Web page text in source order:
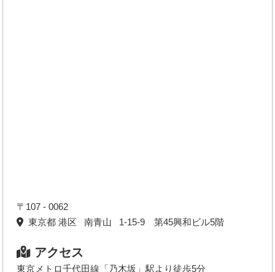
〒107 - 0062
東京都 港区 南青山 1-15-9 第45興和ビル5階
アクセス
東京メトロ千代田線「乃木坂」駅より徒歩5分